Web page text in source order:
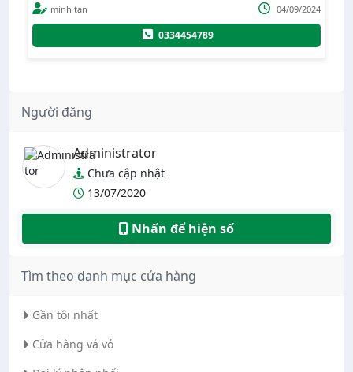
minh tan 04/09/2024
0334454789
Người đăng
Administrator
Chưa cập nhật
13/07/2020
Nhấn để hiện số
Tìm theo danh mục cửa hàng
Gần tôi nhất
Cửa hàng vá vỏ